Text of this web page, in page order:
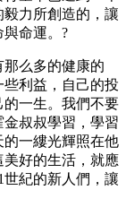
力所創造的，讓
命運。?
么多的健康的
利益，自己的投
一生。我們不要
叔叔學習，學習
一縷光輝照在他
好的生活，就應
紀的新人們，讓